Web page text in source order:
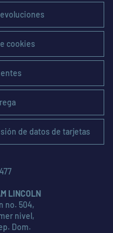
cookies
de datos de tarjetas
LINCOLN
no. 504,
nivel,
Dom.